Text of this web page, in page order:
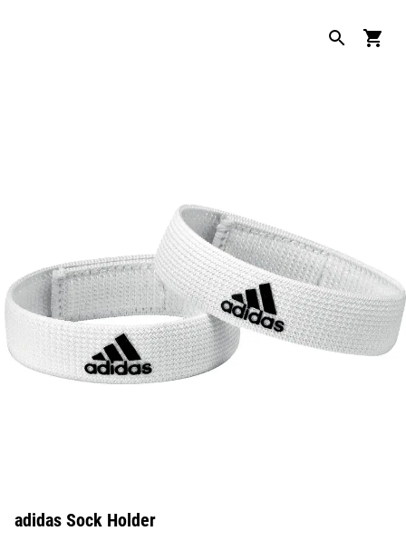
adidas Sock Holder